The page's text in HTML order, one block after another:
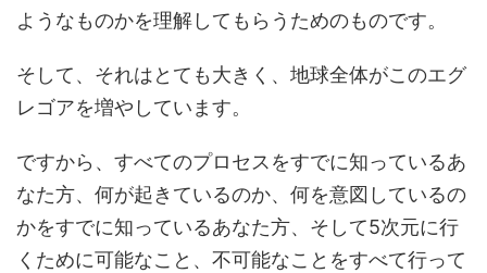
ようなものかを理解してもらうためのものです。
そして、それはとても大きく、地球全体がこのエグ
レゴアを増やしています。
ですから、すべてのプロセスをすでに知っているあ
なた方、何が起きているのか、何を意図しているの
かをすでに知っているあなた方、そして5次元に行
くために可能なこと、不可能なことをすべて行って